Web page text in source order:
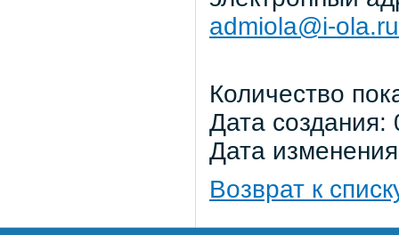
admiola@i-ola.ru
Количество
Дата
Дата
Возврат к